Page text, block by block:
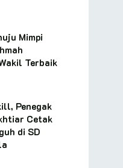
Mimpi
Terbaik
Penegak
Cetak
di SD